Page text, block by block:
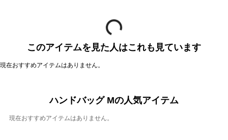
このアイテムを見た人はこれも見ています
現在おすすめアイテムはありません。
ハンドバッグ Mの人気アイテム
現在おすすめアイテムはありません。